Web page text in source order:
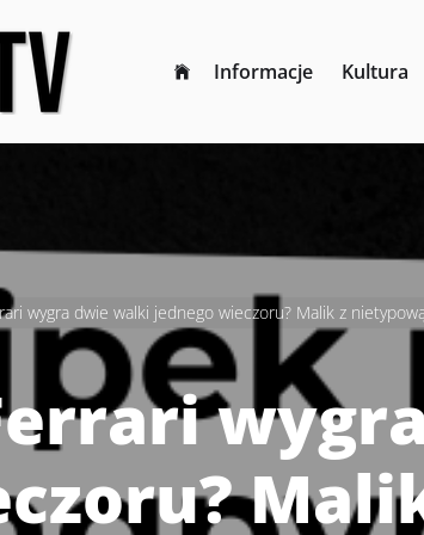
Informacje Kultura
wygra dwie walki jednego wieczoru? Malik z